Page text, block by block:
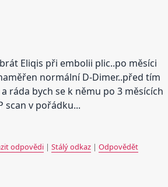
Eliqis při embolii plic..po měsíci
normální D-Dimer..před tím
ráda bych se k němu po 3 měsících
scan v pořádku...
odpovědi |Stálý odkaz |Odpovědět